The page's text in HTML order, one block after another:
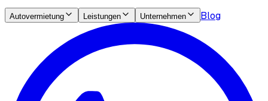
Autovermietung Leistungen Unternehmen Blog